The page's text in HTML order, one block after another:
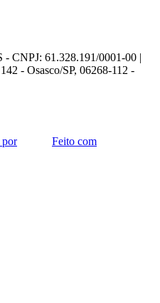
CNPJ: 61.328.191/0001-00 |
- Osasco/SP, 06268-112 -
Feito com